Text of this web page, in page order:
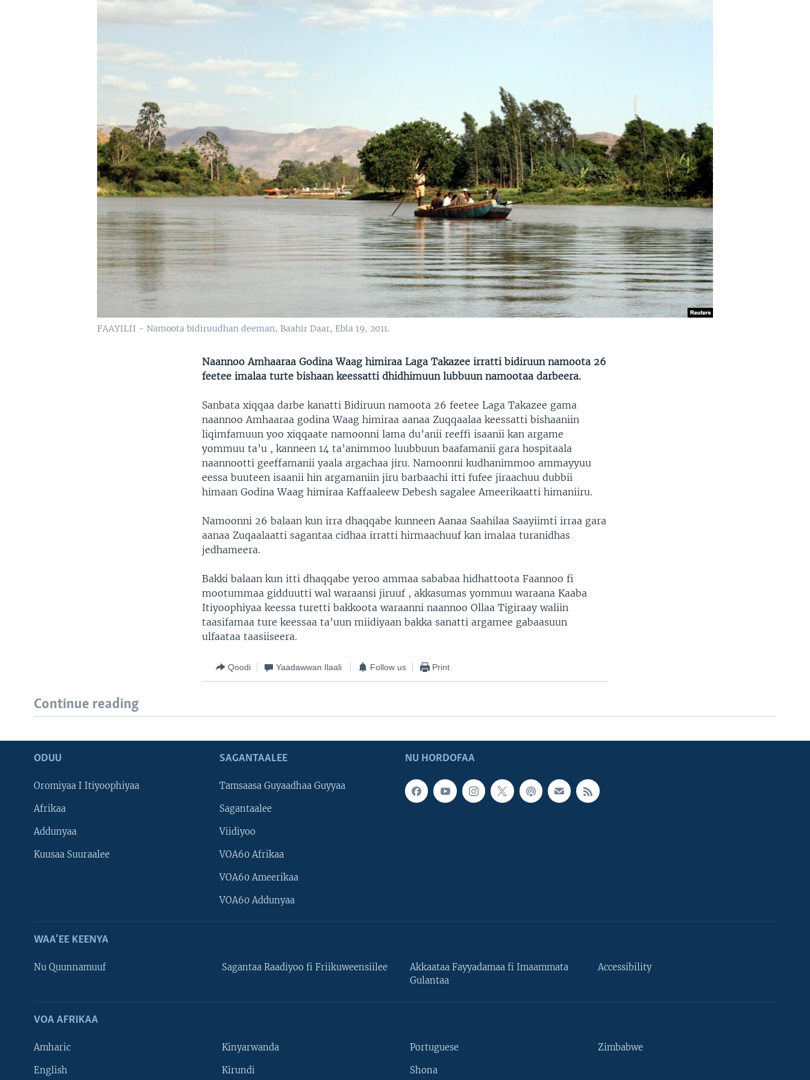
NU HORDOFAA
FAAYILII - Namoota bidiruudhan deeman, Baahir Daar, Ebla 19, 2011.
Naannoo Amhaaraa Godina Waag himiraa Laga Takazee irratti bidiruun namoota 26
feetee imalaa turte bishaan keessatti dhidhimuun lubbuun namootaa darbeera.
Sanbata xiqqaa darbe kanatti Bidiruun namoota 26 feetee Laga Takazee gama
naannoo Amhaaraa godina Waag himiraa aanaa Zuqqaalaa keessatti bishaaniin
liqimfamuun yoo xiqqaate namoonni lama du’anii reeffi isaanii kan argame
yommuu ta’u , kanneen 14 ta’animmoo luubbuun baafamanii gara hospitaala
naannootti geeffamanii yaala argachaa jiru. Namoonni kudhanimmoo ammayyuu
eessa buuteen isaanii hin argamaniin jiru barbaachi itti fufee jiraachuu dubbii
himaan Godina Waag himiraa Kaffaaleew Debesh sagalee Ameerikaatti himaniiru.
Namoonni 26 balaan kun irra dhaqqabe kunneen Aanaa Saahilaa Saayiimti irraa gara
aanaa Zuqaalaatti sagantaa cidhaa irratti hirmaachuuf kan imalaa turanidhas
jedhameera.
Bakki balaan kun itti dhaqqabe yeroo ammaa sababaa hidhattoota Faannoo fi
mootummaa gidduutti wal waraansi jiruuf , akkasumas yommuu waraana Kaaba
Itiyoophiyaa keessa turetti bakkoota waraanni naannoo Ollaa Tigiraay waliin
taasifamaa ture keessaa ta’uun miidiyaan bakka sanatti argamee gabaasuun
ulfaataa taasiiseera.
Qoodi Yaadawwan Ilaali Follow us Print
Continue reading
NU HORDOFAA
ODUU
Oromiyaa I Itiyoophiyaa
Afrikaa
Addunyaa
Kuusaa Suuraalee
SAGANTAALEE
Tamsaasa Guyaadhaa Guyyaa
Sagantaalee
Viidiyoo
VOA60 Afrikaa
VOA60 Ameerikaa
VOA60 Addunyaa
WAA’EE KEENYA
Nu Quunnamuuf Sagantaa Raadiyoo fi Friikuweensiilee
Akkaataa Fayyadamaa fi Imaammata
Gulantaa
Accessibility
VOA AFRIKAA
Amharic
English
Kinyarwanda
Kirundi
Portuguese
Shona
Zimbabwe